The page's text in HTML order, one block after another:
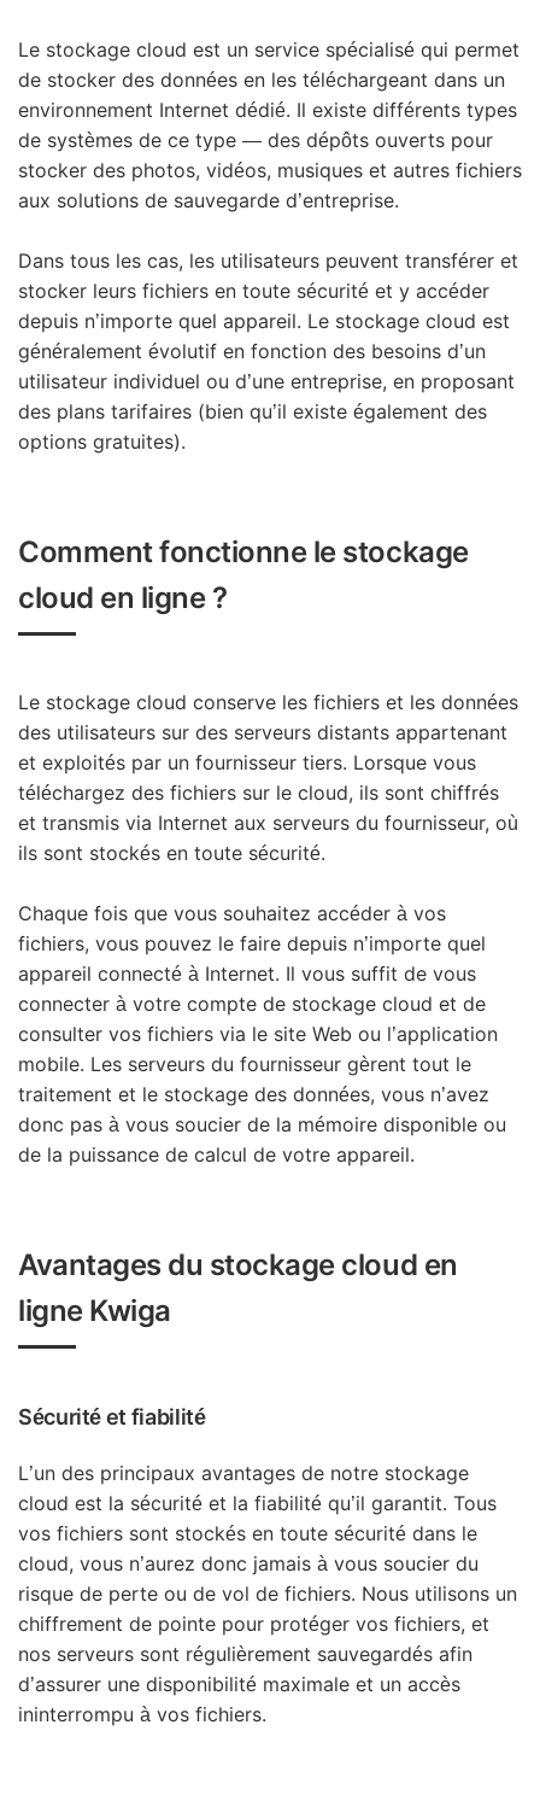
Le stockage cloud est un service spécialisé qui permet
de stocker des données en les téléchargeant dans un
environnement Internet dédié. Il existe différents types
de systèmes de ce type — des dépôts ouverts pour
stocker des photos, vidéos, musiques et autres fichiers
aux solutions de sauvegarde d’entreprise.
Dans tous les cas, les utilisateurs peuvent transférer et
stocker leurs fichiers en toute sécurité et y accéder
depuis n’importe quel appareil. Le stockage cloud est
généralement évolutif en fonction des besoins d’un
utilisateur individuel ou d’une entreprise, en proposant
des plans tarifaires (bien qu’il existe également des
options gratuites).
Comment fonctionne le stockage
cloud en ligne ?
Le stockage cloud conserve les fichiers et les données
des utilisateurs sur des serveurs distants appartenant
et exploités par un fournisseur tiers. Lorsque vous
téléchargez des fichiers sur le cloud, ils sont chiffrés
et transmis via Internet aux serveurs du fournisseur, où
ils sont stockés en toute sécurité.
Chaque fois que vous souhaitez accéder à vos
fichiers, vous pouvez le faire depuis n’importe quel
appareil connecté à Internet. Il vous suffit de vous
connecter à votre compte de stockage cloud et de
consulter vos fichiers via le site Web ou l’application
mobile. Les serveurs du fournisseur gèrent tout le
traitement et le stockage des données, vous n’avez
donc pas à vous soucier de la mémoire disponible ou
de la puissance de calcul de votre appareil.
Avantages du stockage cloud en
ligne Kwiga
Sécurité et fiabilité
L’un des principaux avantages de notre stockage
cloud est la sécurité et la fiabilité qu’il garantit. Tous
vos fichiers sont stockés en toute sécurité dans le
cloud, vous n’aurez donc jamais à vous soucier du
risque de perte ou de vol de fichiers. Nous utilisons un
chiffrement de pointe pour protéger vos fichiers, et
nos serveurs sont régulièrement sauvegardés afin
d’assurer une disponibilité maximale et un accès
ininterrompu à vos fichiers.